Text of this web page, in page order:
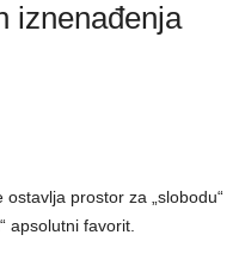
iznenađenja
prostor za „slobodu“
apsolutni favorit.